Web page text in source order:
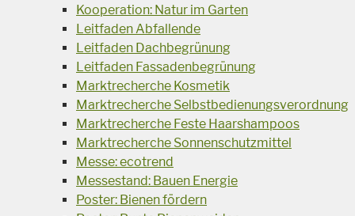
Kooperation: Natur im Garten
Leitfaden Abfallende
Leitfaden Dachbegrünung
Leitfaden Fassadenbegrünung
Marktrecherche Kosmetik
Marktrecherche Selbstbedienungsverordnung
Marktrecherche Feste Haarshampoos
Marktrecherche Sonnenschutzmittel
Messe: ecotrend
Messestand: Bauen Energie
Poster: Bienen fördern